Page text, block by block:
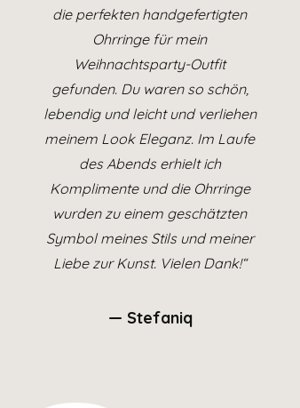
die perfekten handgefertigten
Ohrringe für mein
Weihnachtsparty-Outfit
gefunden. Du waren so schön,
lebendig und leicht und verliehen
meinem Look Eleganz. Im Laufe
des Abends erhielt ich
Komplimente und die Ohrringe
wurden zu einem geschätzten
Symbol meines Stils und meiner
Liebe zur Kunst. Vielen Dank!“
— Stefaniq